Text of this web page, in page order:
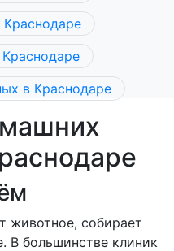
в Краснодаре
животное, собирает
В большинстве клиник